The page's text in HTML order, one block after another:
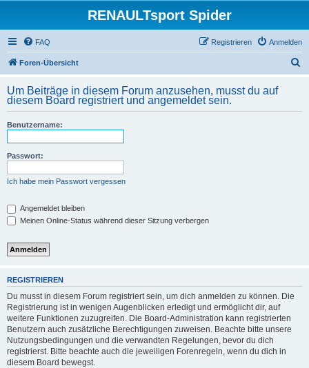
RENAULTsport Spider
FAQ Anmelden
Registrieren
Foren-Übersicht
h
Um Beiträge in diesem Forum anzusehen, musst du auf
diesem Board registriert und angemeldet sein.
Benutzername:
Passwort:
Ich habe mein Passwort vergessen
Angemeldet bleiben
Meinen Online-Status während dieser Sitzung verbergen
REGISTRIEREN
Du musst in diesem Forum registriert sein, um dich anmelden zu können. Die
Registrierung ist in wenigen Augenblicken erledigt und ermöglicht dir, auf
weitere Funktionen zuzugreifen. Die Board-Administration kann registrierten
Benutzern auch zusätzliche Berechtigungen zuweisen. Beachte bitte unsere
Nutzungsbedingungen und die verwandten Regelungen, bevor du dich
registrierst. Bitte beachte auch die jeweiligen Forenregeln, wenn du dich in
diesem Board bewegst.